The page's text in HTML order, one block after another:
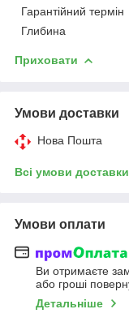
Гарантійний термін
Глибина
Приховати
Умови доставки
Нова Пошта
Всі умови доставки
Умови оплати
Ви отримаєте
або гроші
Детальніше